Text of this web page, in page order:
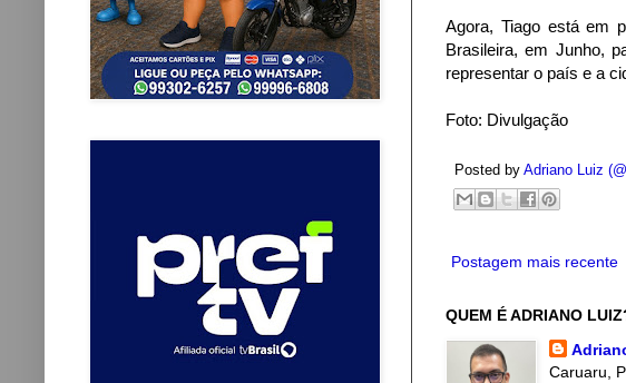
Agora, Tiago está em
Brasileira, em Junho,
representar o país e a
Foto: Divulgação
Posted by Adriano Luiz
Postagem mais recente
QUEM É ADRIANO
Caruaru,